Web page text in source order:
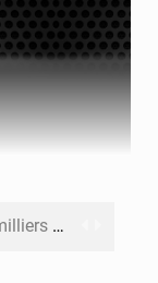
Comment des milliers d’Africains protègent et font fructifier leur argent avec l’USDT